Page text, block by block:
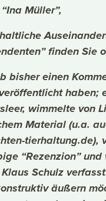
Müller”,
finden Sie
bisher einen
haben;
wimmelte von
Material (u.a.
tierhaltung.de),
“Rezenzion”
Schulz
äußern